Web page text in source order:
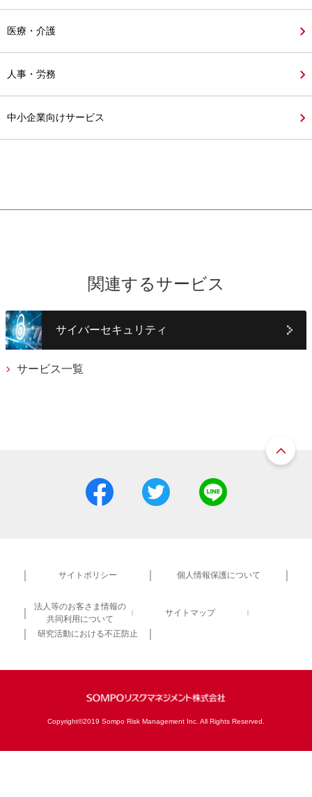
医療・介護
人事・労務
中小企業向けサービス
関連するサービス
サイバーセキュリティ
サービス一覧
サイトポリシー 個人情報保護について
法人等のお客さま情報の
共同利用について
サイトマップ
研究活動における不正防止
Copyright©2019 Sompo Risk Management Inc. All Rights Reserved.